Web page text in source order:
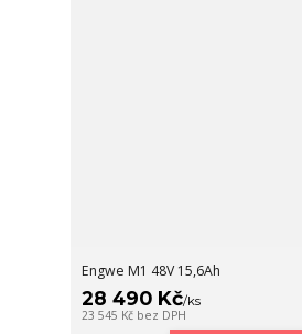
Engwe M1 48V 15,6Ah
28 490 Kč/ks
23 545 Kč bez DPH